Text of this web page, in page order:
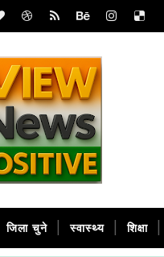
जिला चुने स्वास्थ्य शिक्षा